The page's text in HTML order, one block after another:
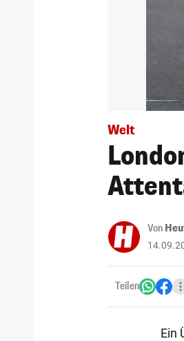
Welt
Von
Teilen
Ein